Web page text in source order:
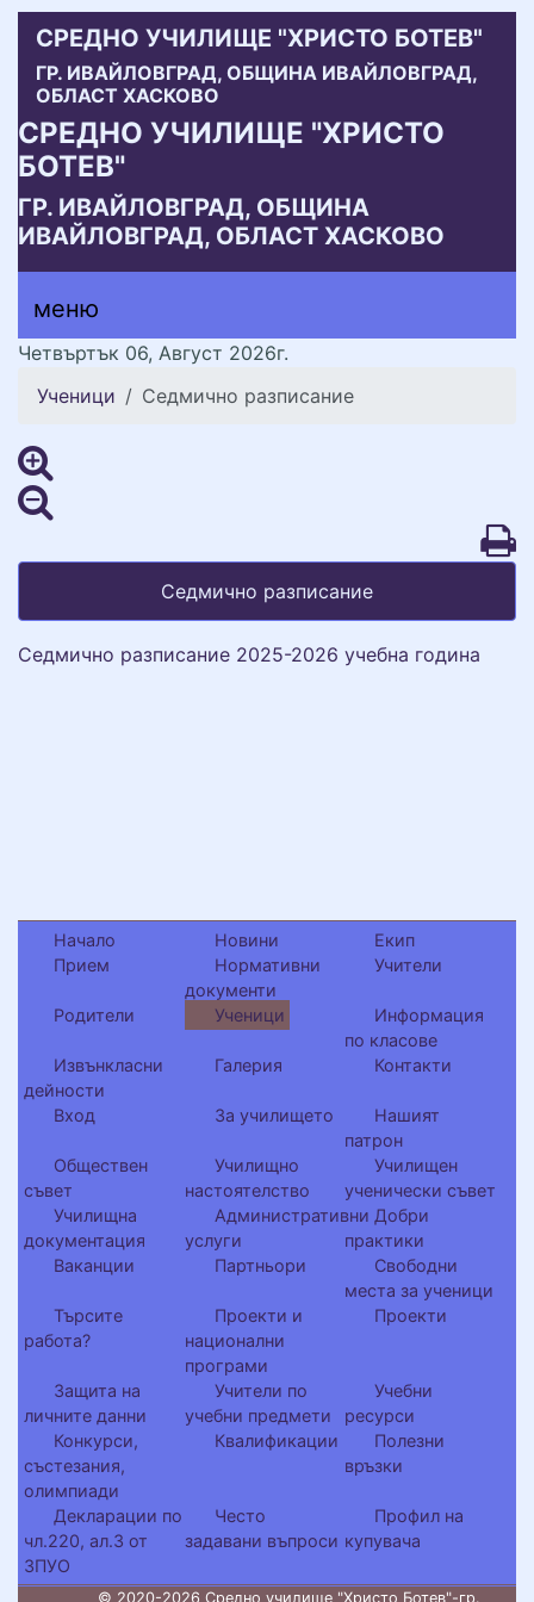
СРЕДНО УЧИЛИЩЕ "ХРИСТО БОТЕВ"
ГР. ИВАЙЛОВГРАД, ОБЩИНА ИВАЙЛОВГРАД,
ОБЛАСТ ХАСКОВО
СРЕДНО УЧИЛИЩЕ "ХРИСТО
БОТЕВ"
ГР. ИВАЙЛОВГРАД, ОБЩИНА
ИВАЙЛОВГРАД, ОБЛАСТ ХАСКОВО
меню горно
меню
меню
Четвъртък 06, Август 2026г.
Ученици
Седмично разписание
Седмично разписание
Седмично разписание 2025-2026 учебна година
Начало Новини
Екип
Прием
Нормативни
документи
Учители
Родители Ученици
Информация
по класове
Извънкласни
дейности
Галерия Контакти
Вход За училището
Нашият
патрон
Обществен
съвет
Училищно
настоятелство
Училищен
ученически съвет
Училищна
документация
Административни
услуги
Добри
практики
Ваканции
Партньори
Свободни
места за ученици
Търсите
работа?
Проекти и
национални
програми
Проекти
Защита на
личните данни
Учители по
учебни предмети
Учебни
ресурси
Конкурси,
състезания,
олимпиади
Квалификации
Полезни
връзки
Декларации по
чл.220, ал.3 от
ЗПУО
Често
задавани въпроси
Профил на
купувача
© 2020-2026 Средно училище "Христо Ботев"-гр.